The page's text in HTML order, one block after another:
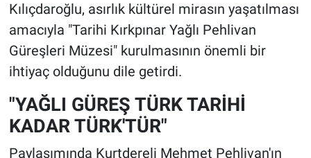
Kılıçdaroğlu, asırlık kültürel mirasın yaşatılması
amacıyla "Tarihi Kırkpınar Yağlı Pehlivan
Güreşleri Müzesi" kurulmasının önemli bir
ihtiyaç olduğunu dile getirdi.
"YAĞLI GÜREŞ TÜRK TARİHİ
KADAR TÜRK'TÜR"
Paylaşımında Kurtdereli Mehmet Pehlivan'ın